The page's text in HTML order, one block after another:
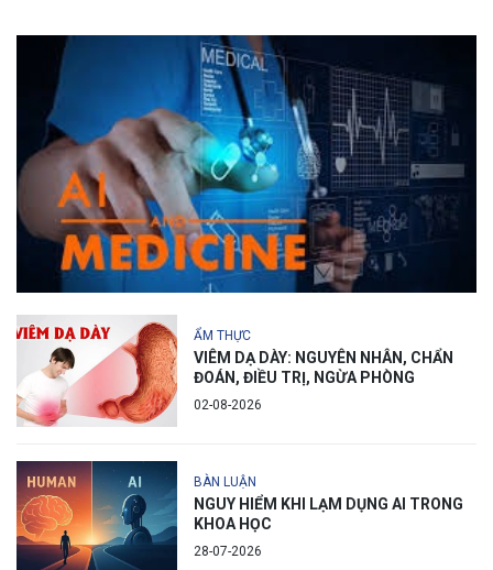
ẨM THỰC
VIÊM DẠ DÀY: NGUYÊN NHÂN, CHẨN
ĐOÁN, ĐIỀU TRỊ, NGỪA PHÒNG
02-08-2026
BÀN LUẬN
NGUY HIỂM KHI LẠM DỤNG AI TRONG
KHOA HỌC
28-07-2026